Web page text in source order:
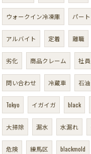
ウォークイン冷凍庫 パート
アルバイト 定着 離職
劣化 商品クレーム 社員
問い合わせ 冷蔵車 石
Tokyo イガイガ black
大掃除 漏水 水漏れ
危険 練馬区 blackmold